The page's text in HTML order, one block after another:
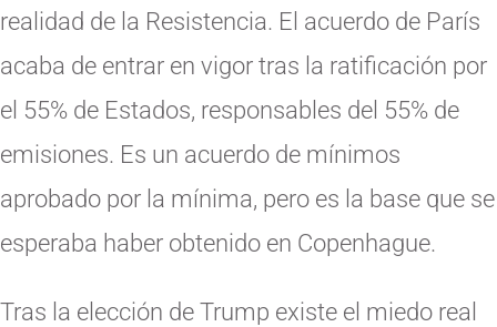
realidad de la Resistencia. El acuerdo de París
acaba de entrar en vigor tras la ratificación por
el 55% de Estados, responsables del 55% de
emisiones. Es un acuerdo de mínimos
aprobado por la mínima, pero es la base que se
esperaba haber obtenido en Copenhague.
Tras la elección de Trump existe el miedo real